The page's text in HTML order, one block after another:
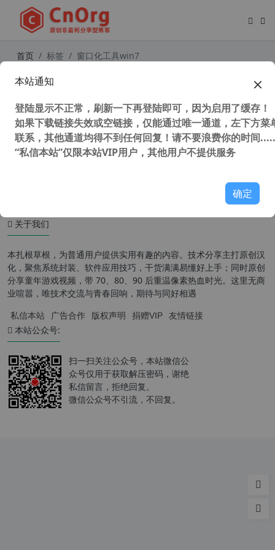
首页 标签 窗口化工具win7
DxWnd (exe和游戏窗口化工具) v2.0
关于我们
本扎根草根，为普通用户提供实用有趣的内容。技术分享主打原创汉
化，聚焦系统封装、软件应用技巧，干货满满易懂好上手；同时原创
分享童年游戏视频，带 70、80、90 后重温像素热血时光。这里无商
业喧嚣，唯技术交流与青春回响，期待与同好相遇
私信本站 广告合作 版权声明 捐赠VIP 友情链接
本站公众号:
扫一扫关注公众号，本站微信公
众号仅用于获取解压密码，谢绝
私信留言，拒绝回复。
微信公众号不引流，不回复。
本站通知
登陆显示不正常，刷新一下再登陆即可，因为启用了缓存！
如果下载链接失效或空链接，仅能通过唯一通道，左下方菜
联系，其他通道均得不到任何回复！请不要浪费你的时间
“私信本站”仅限本站VIP用户，其他用户不提供服务
确定